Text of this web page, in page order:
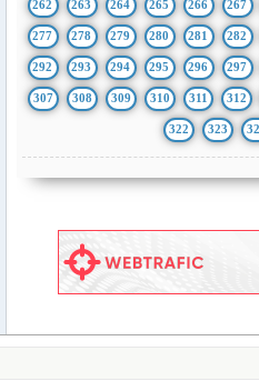
262 263 264 265 266 267
277 278 279 280 281 282
292 293 294 295 296 297
307 308 309 310 311 312
322 323